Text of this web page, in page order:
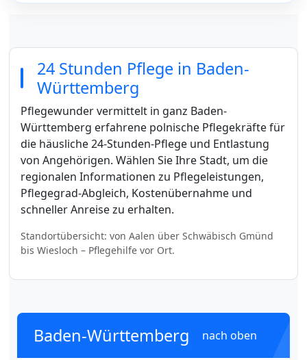
24 Stunden Pflege in Baden-
Württemberg
Pflegewunder vermittelt in ganz Baden-
Württemberg erfahrene polnische Pflegekräfte für
die häusliche 24-Stunden-Pflege und Entlastung
von Angehörigen. Wählen Sie Ihre Stadt, um die
regionalen Informationen zu Pflegeleistungen,
Pflegegrad-Abgleich, Kostenübernahme und
schneller Anreise zu erhalten.
Standortübersicht: von Aalen über Schwäbisch Gmünd
bis Wiesloch – Pflegehilfe vor Ort.
Baden-Württemberg nach oben